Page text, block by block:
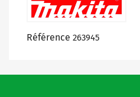
Référence 263945